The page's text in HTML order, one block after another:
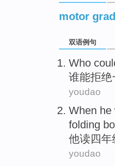
motor
双语例句
Who
谁能拒绝
youdao
When he
folding
他读四年
youdao